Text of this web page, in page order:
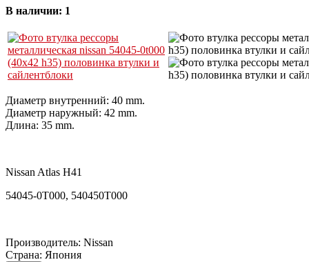
В наличии: 1
Диаметр внутренний: 40 mm.
Диаметр наружный: 42 mm.
Длина: 35 mm.
Nissan Atlas H41
54045-0T000, 540450T000
Производитель: Nissan
Страна: Япония